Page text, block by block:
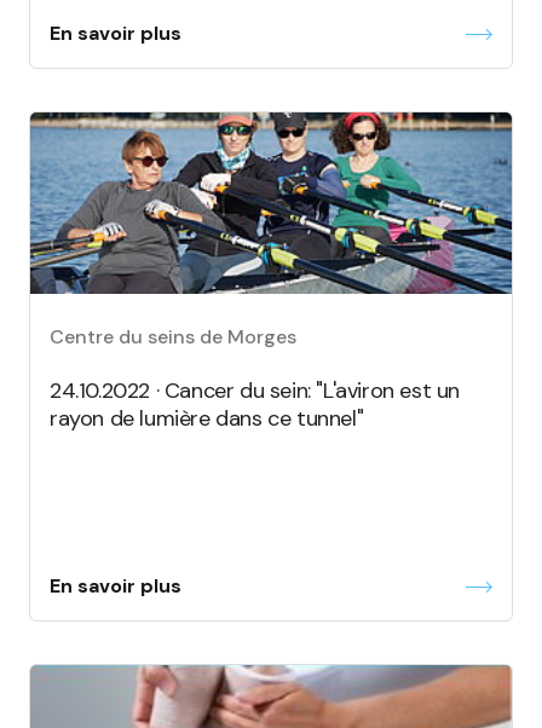
En savoir plus
Centre du seins de Morges
24.10.2022 · Cancer du sein: "L'aviron est un
rayon de lumière dans ce tunnel"
En savoir plus